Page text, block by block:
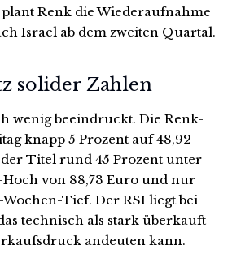
Renk die Wiederaufnahme
Israel ab dem zweiten Quartal.
solider Zahlen
wenig beeindruckt. Die Renk-
knapp 5 Prozent auf 48,92
Titel rund 45 Prozent unter
von 88,73 Euro und nur
Tief. Der RSI liegt bei
technisch als stark überkauft
andeuten kann.